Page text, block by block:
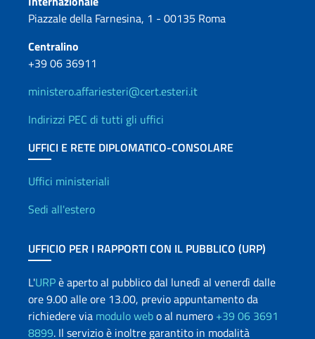
Piazzale della Farnesina, 1 - 00135 Roma
Centralino
+39 06 36911
ministero.affariesteri@cert.esteri.it
Indirizzi PEC di tutti gli uffici
UFFICI E RETE DIPLOMATICO-CONSOLARE
Uffici e Rete diplomatica
Uffici ministeriali
Sedi all'estero
UFFICIO PER I RAPPORTI CON IL PUBBLICO (URP)
L'URPè aperto al pubblico dal lunedì al venerdì dalle
ore 9.00 alle ore 13.00, previo appuntamento da
richiedere via modulo webo al numero +39 06 3691
8899. Il servizio è inoltre garantito in modalità